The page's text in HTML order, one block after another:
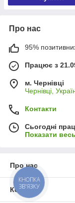
Про нас
95%
Працює з
м. Чернівці
Чернівці,
Контакти
Сьогодні
Показати
Про нас
Контакти
КНОПКА
ЗВ'ЯЗКУ